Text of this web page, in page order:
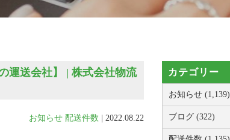
運送会社】 | 株式会社物流
お知らせ 配送件数 2022.08.22
カテゴリー
お知らせ (1,139)
ブログ (322)